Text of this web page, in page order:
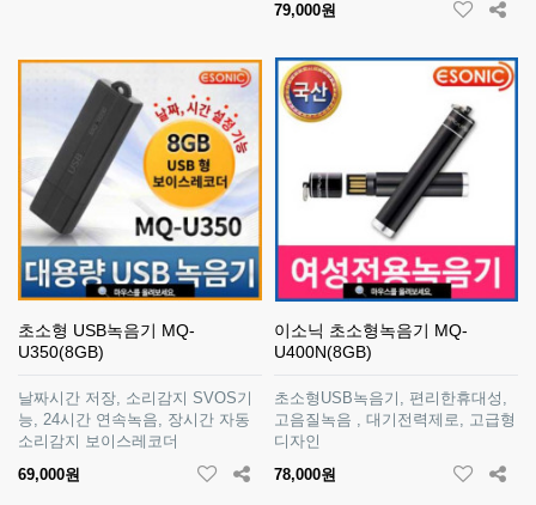
79,000원
초소형 USB녹음기 MQ-
U350(8GB)
날짜시간 저장, 소리감지 SVOS기
능, 24시간 연속녹음, 장시간 자동
소리감지 보이스레코더
69,000원
이소닉 초소형녹음기 MQ-
U400N(8GB)
초소형USB녹음기, 편리한휴대성,
고음질녹음 , 대기전력제로, 고급형
디자인
78,000원